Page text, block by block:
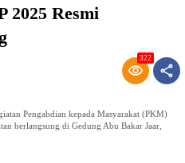
2025 Resmi
322
Pengabdian kepada Masyarakat (PKM)
berlangsung di Gedung Abu Bakar Jaar,